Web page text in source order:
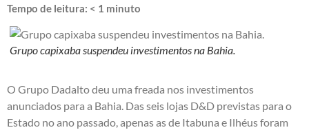
Tempo de leitura: < 1 minuto
Grupo capixaba suspendeu investimentos na Bahia.
O Grupo Dadalto deu uma freada nos investimentos
anunciados para a Bahia. Das seis lojas D&D previstas para o
Estado no ano passado, apenas as de Itabuna e Ilhéus foram